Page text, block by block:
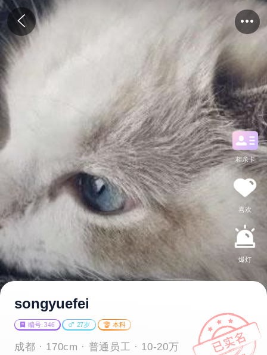
相亲卡
喜欢
爆灯
songyuefei
编号: 346 27岁 本科
成都 · 170cm · 普通员工 · 10-20万